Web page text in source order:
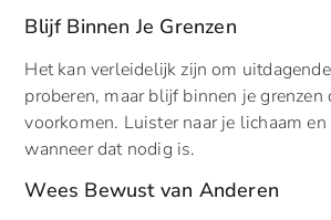
Blijf Binnen Je Grenzen
Het kan verleidelijk zijn om
proberen, maar blijf binnen je
voorkomen. Luister naar je lichaam en
wanneer dat nodig is.
Wees Bewust van Anderen